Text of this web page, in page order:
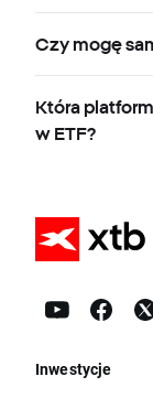
Czy mogę
Która
w ETF?
Inwestycje